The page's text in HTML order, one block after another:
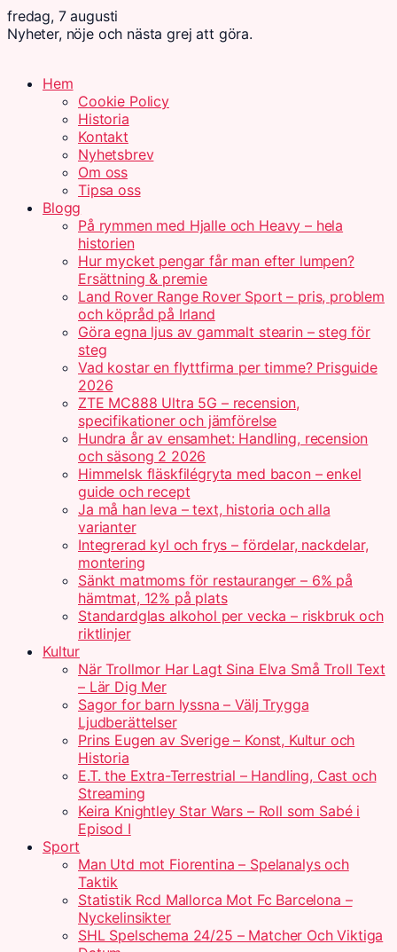
fredag, 7 augusti
Nyheter, nöje och nästa grej att göra.
Hem
Cookie Policy
Historia
Kontakt
Nyhetsbrev
Om oss
Tipsa oss
Blogg
På rymmen med Hjalle och Heavy – hela
historien
Hur mycket pengar får man efter lumpen?
Ersättning & premie
Land Rover Range Rover Sport – pris, problem
och köpråd på Irland
Göra egna ljus av gammalt stearin – steg för
steg
Vad kostar en flyttfirma per timme? Prisguide
2026
ZTE MC888 Ultra 5G – recension,
specifikationer och jämförelse
Hundra år av ensamhet: Handling, recension
och säsong 2 2026
Himmelsk fläskfilégryta med bacon – enkel
guide och recept
Ja må han leva – text, historia och alla
varianter
Integrerad kyl och frys – fördelar, nackdelar,
montering
Sänkt matmoms för restauranger – 6% på
hämtmat, 12% på plats
Standardglas alkohol per vecka – riskbruk och
riktlinjer
Kultur
När Trollmor Har Lagt Sina Elva Små Troll Text
– Lär Dig Mer
Sagor for barn lyssna – Välj Trygga
Ljudberättelser
Prins Eugen av Sverige – Konst, Kultur och
Historia
E.T. the Extra-Terrestrial – Handling, Cast och
Streaming
Keira Knightley Star Wars – Roll som Sabé i
Episod I
Sport
Man Utd mot Fiorentina – Spelanalys och
Taktik
Statistik Rcd Mallorca Mot Fc Barcelona –
Nyckelinsikter
SHL Spelschema 24/25 – Matcher Och Viktiga